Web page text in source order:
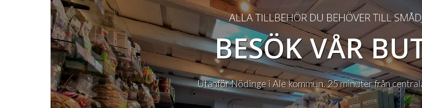
ALLA TILLBEHÖR DU BEHÖVER TILL
BESÖK VÅR
Utanför Nödinge i Ale kommun. 25 minuter från